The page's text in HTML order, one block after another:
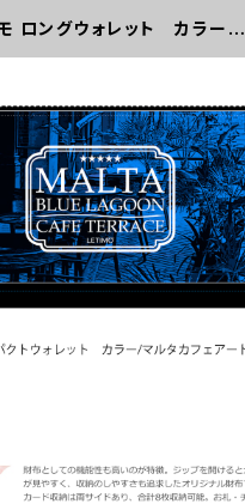
ロングウォレット カラー/マ